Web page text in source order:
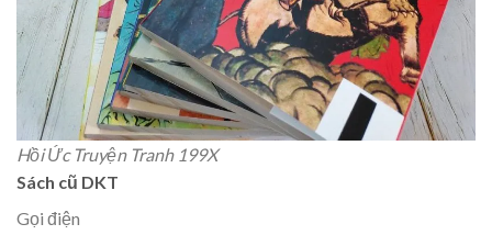
Hồi Ức Truyện Tranh 199X
Sách cũ DKT
Gọi điện